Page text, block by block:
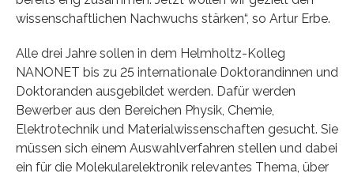
wissenschaftlichen Nachwuchs stärken“, so Artur Erbe.
Alle drei Jahre sollen in dem Helmholtz-Kolleg
NANONET bis zu 25 internationale Doktorandinnen und
Doktoranden ausgebildet werden. Dafür werden
Bewerber aus den Bereichen Physik, Chemie,
Elektrotechnik und Materialwissenschaften gesucht. Sie
müssen sich einem Auswahlverfahren stellen und dabei
ein für die Molekularelektronik relevantes Thema, über